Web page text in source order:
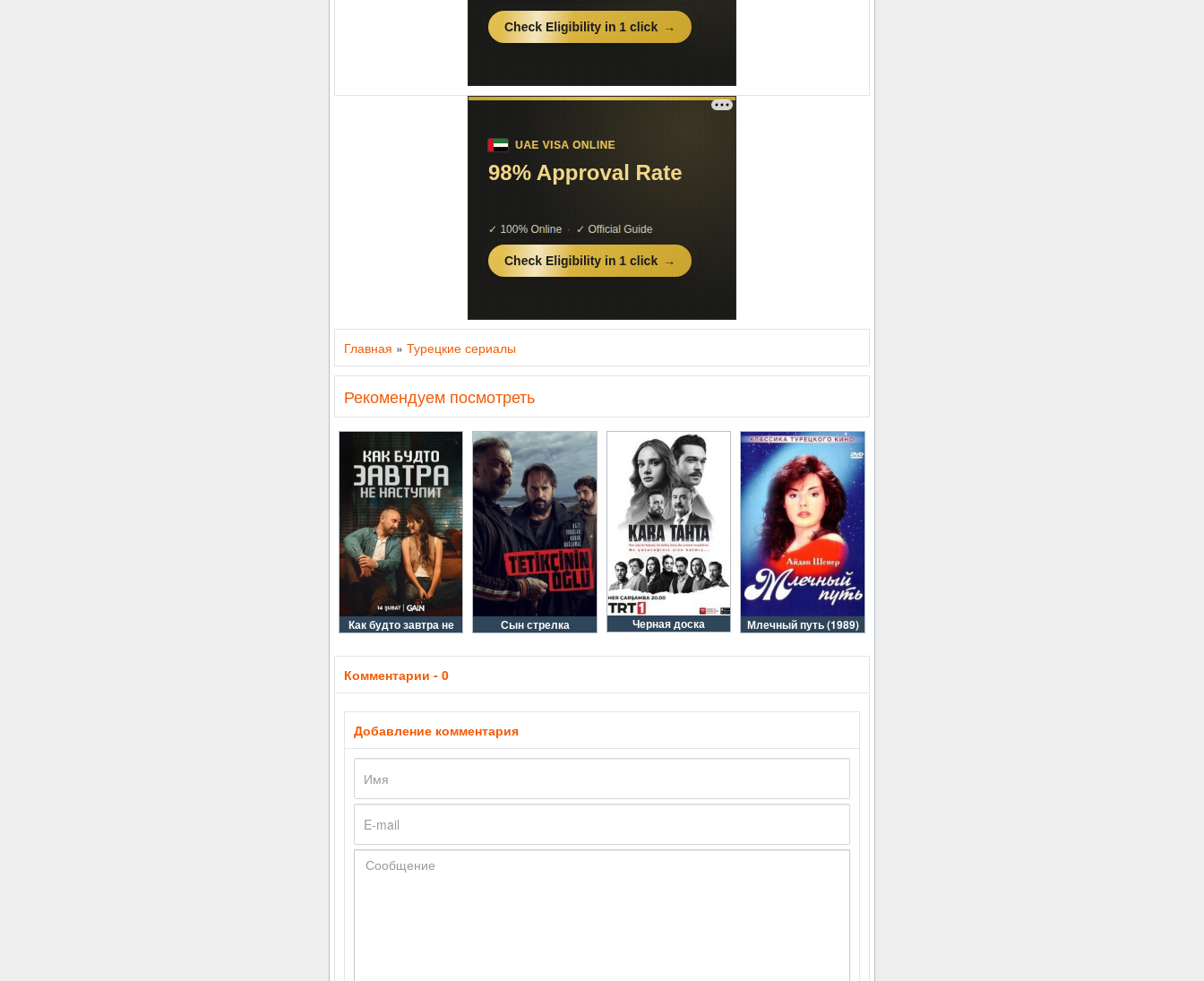
Главная » Турецкие сериалы
Рекомендуем посмотреть
Как будто завтра не Сын стрелка Черная доска Млечный путь (1989)
Комментарии - 0
Добавление комментария